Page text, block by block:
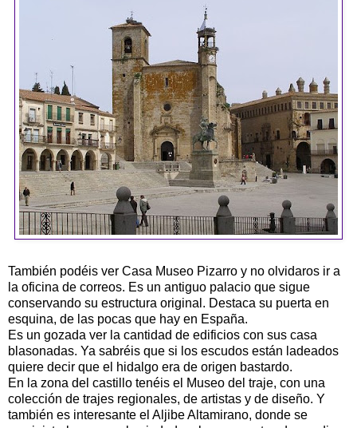
También podéis ver Casa Museo Pizarro y no olvidaros ir a
la oficina de correos. Es un antiguo palacio que sigue
conservando su estructura original. Destaca su puerta en
esquina, de las pocas que hay en España.
Es un gozada ver la cantidad de edificios con sus casa
blasonadas. Ya sabréis que si los escudos están ladeados
quiere decir que el hidalgo era de origen bastardo.
En la zona del castillo tenéis el Museo del traje, con una
colección de trajes regionales, de artistas y de diseño. Y
también es interesante el Aljibe Altamirano, donde se